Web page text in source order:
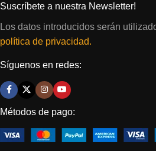
Suscríbete a nuestra Newsletter!
Los datos introducidos serán
política de privacidad.
Síguenos en redes:
Métodos de pago: